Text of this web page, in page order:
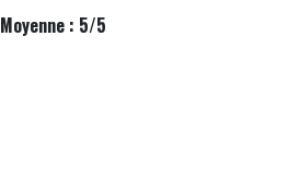
Moyenne : 5/5